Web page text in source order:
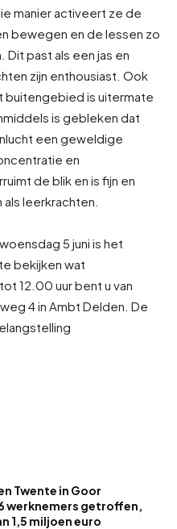
manier activeert ze de
bewegen en de lessen zo
past als een jas en
zijn enthousiast. Ook
buitengebied is uitermate
is gebleken dat
een geweldige
en
de blik en is fijn en
leerkrachten.
5 juni is het
bekijken wat
12.00 uur bent u van
4 in Ambt Delden. De
Twente in Goor
werknemers getroffen,
1,5 miljoen euro